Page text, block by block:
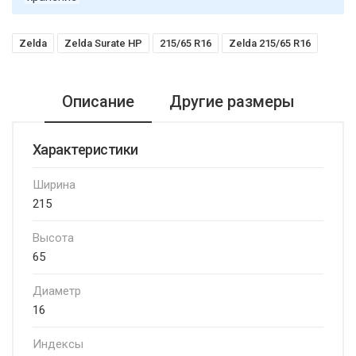
Zelda Zelda Surate HP 215/65 R16 Zelda 215/65 R16
Описание Другие размеры
Характеристики
Ширина
215
Высота
65
Диаметр
16
Индексы